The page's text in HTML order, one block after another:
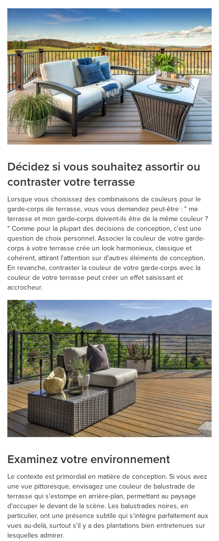
Décidez si vous souhaitez assortir ou
contraster votre terrasse
Lorsque vous choisissez des combinaisons de couleurs pour le
garde-corps de terrasse, vous vous demandez peut-être : " ma
terrasse et mon garde-corps doivent-ils être de la même couleur ?
" Comme pour la plupart des décisions de conception, c'est une
question de choix personnel. Associer la couleur de votre garde-
corps à votre terrasse crée un look harmonieux, classique et
cohérent, attirant l'attention sur d'autres éléments de conception.
En revanche, contraster la couleur de votre garde-corps avec la
couleur de votre terrasse peut créer un effet saisissant et
accrocheur.
Examinez votre environnement
Le contexte est primordial en matière de conception. Si vous avez
une vue pittoresque, envisagez une couleur de balustrade de
terrasse qui s'estompe en arrière-plan, permettant au paysage
d'occuper le devant de la scène. Les balustrades noires, en
particulier, ont une présence subtile qui s'intègre parfaitement aux
vues au-delà, surtout s'il y a des plantations bien entretenues sur
lesquelles admirer.